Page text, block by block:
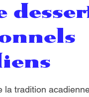
la tradition